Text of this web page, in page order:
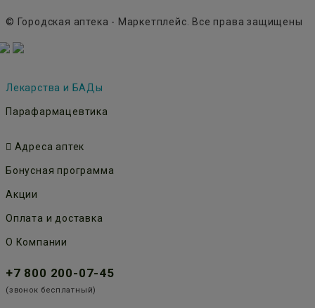
© Городская аптека - Маркетплейс. Все права защищены
Лекарства и БАДы
Парафармацевтика
Адреса аптек
Бонусная программа
Акции
Оплата и доставка
О Компании
+7 800 200-07-45
(звонок бесплатный)